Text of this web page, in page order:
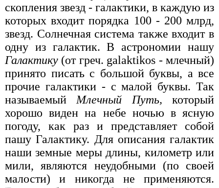
скопления звезд - галактики, в каждую из
которых входит порядка 100 - 200 млрд,
звезд. Солнечная система также входит в
одну из галактик. В астрономии нашу
Галактику (от греч. galaktikos - млечный)
принято писать с большой буквы, а все
прочие галактики - с малой буквы. Так
называемый Млечный Путь, который
хорошо виден на небе ночью в ясную
погоду, как раз и представляет собой
пашу Галактику. Для описания галактик
наши земные меры длины, километр или
мили, являются неудобными (по своей
малости) и никогда не применяются.